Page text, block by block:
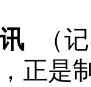
（
正是